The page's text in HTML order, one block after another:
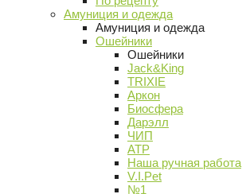
Амуниция и одежда
Амуниция и одежда
Ошейники
Ошейники
Jack&King
TRIXIE
Аркон
Биосфера
Дарэлл
ЧИП
АТР
Наша ручная работа
V.I.Pet
№1